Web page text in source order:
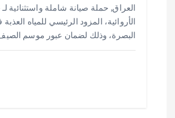
b
o
te
r
l
s
A
e
العراق, حملة صيانة شاملة واستثنائية لـ
الأروائية، المزود الرئيسي للمياه
البصرة، وذلك لضمان عبور موسم